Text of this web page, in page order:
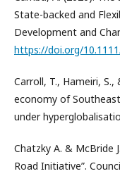
State-backed and
Development and
https://doi.org/
Carroll, T., Hameiri, S.,
economy of
under
Chatzky A. & McBride
Road Initiative”.